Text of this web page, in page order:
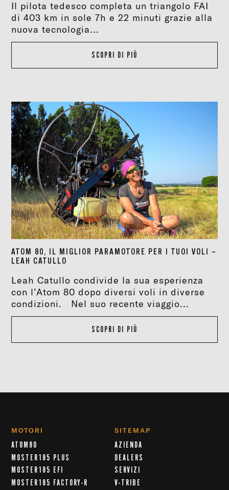
Il pilota tedesco completa un triangolo FAI
di 403 km in sole 7h e 22 minuti grazie alla
nuova tecnologia...
SCOPRI DI PIÙ
ATOM 80, IL MIGLIOR PARAMOTORE PER I TUOI VOLI –
LEAH CATULLO
Leah Catullo condivide la sua esperienza
con l’Atom 80 dopo diversi voli in diverse
condizioni. Nel suo recente viaggio...
SCOPRI DI PIÙ
MOTORI
ATOM80
MOSTER185 PLUS
MOSTER185 EFI
MOSTER185 FACTORY-R
SITEMAP
AZIENDA
DEALERS
SERVIZI
V-TRIBE